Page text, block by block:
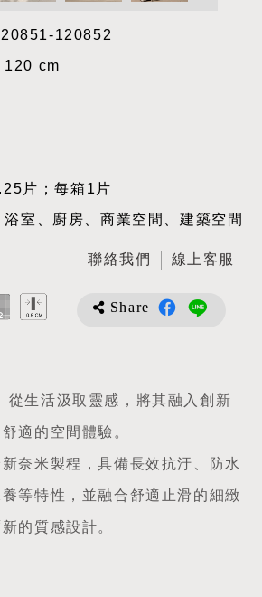
120852
120 cm
片；每箱1片
浴室、廚房、商業空間、建築空間
聯絡我們 線上客服
Share
生活汲取靈感，將其融入創新
適的空間體驗。
奈米製程，具備長效抗汙、防水
等特性，並融合舒適止滑的細緻
的質感設計。